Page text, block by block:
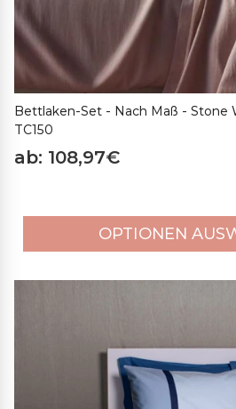
Bettlaken-Set - Nach Maß - Stone
TC150
ab: 108,97€
OPTIONEN